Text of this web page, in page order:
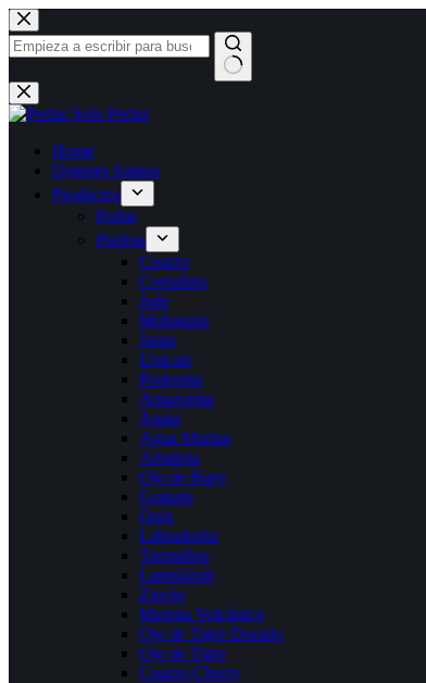
Saltar
al
contenido
Sin
resultados
Home
Quienes Somos
Productos
Perlas
Piedras
Cuarzo
Cornalina
Jade
Mohagani
Jaspe
Unicate
Rodonita
Amazonita
Agata
Agua Marina
Amatista
Ojo de Buey
Granate
Onix
Labradorita
Turmalina
Lapislázuli
Zircón
Magma Volcánico
Ojo de Tigre Dorado
Ojo de Tigre
Cuarzo Cherry